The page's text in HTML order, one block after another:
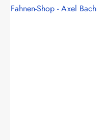
Fahnen-Shop - Axel Bach